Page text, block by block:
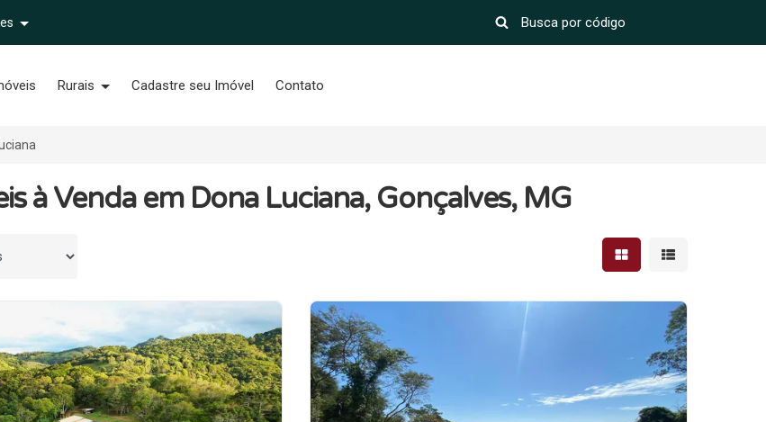
Rurais Cadastre seu Imóvel Contato
à Venda em Dona Luciana, Gonçalves, MG
Mostrar resultados em
Mostrar